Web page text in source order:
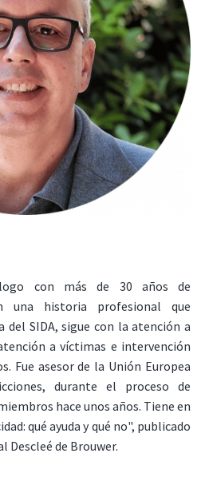
con más de 30 años de
una historia profesional que
del SIDA, sigue con la atención a
a víctimas e intervención
Fue asesor de la Unión Europea
durante el proceso de
hace unos años. Tiene en
qué ayuda y qué no", publicado
de Brouwer.